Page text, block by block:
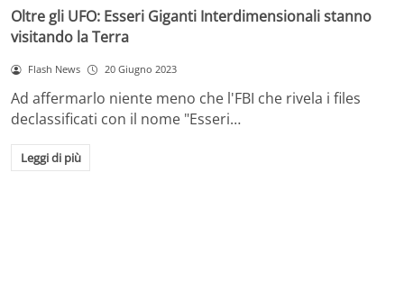
Oltre gli UFO: Esseri Giganti Interdimensionali stanno
visitando la Terra
Flash News 20 Giugno 2023
Ad affermarlo niente meno che l'FBI che rivela i files
declassificati con il nome "Esseri…
Leggi di più